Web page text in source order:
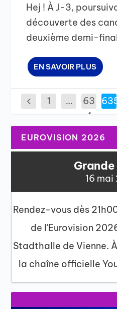
Hej ! À J-3,
découverte des
deuxième demi-
EN SAVOIR PLUS
1 …
63
4
635
EUROVISION 2026
16
Rendez-vous dès
de l'Eurovision
Stadthalle de Vienne.
la chaîne officielle